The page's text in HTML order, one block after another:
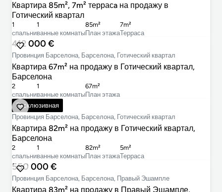
Квартира 85m², 7m² террасa на продажу в
Готический квартал
cпальни
1
ванные комнаты
1
План этажа
85m²
Терраса
7m²
412 000 €
Провинция Барселона, Барселона, Готический квартал
Квартира 67m² на продажу в Готический квартал,
Барселона
cпальни
2
ванные комнаты
1
План этажа
67m²
Эксклюзивная
595 000 €
Провинция Барселона, Барселона, Готический квартал
Квартира 82m² на продажу в Готический квартал,
Барселона
cпальни
2
ванные комнаты
1
План этажа
82m²
Терраса
5m²
550 000 €
Провинция Барселона, Барселона, Правый Эшампле
Квартира 83m² на продажу в Правый Эшампле,